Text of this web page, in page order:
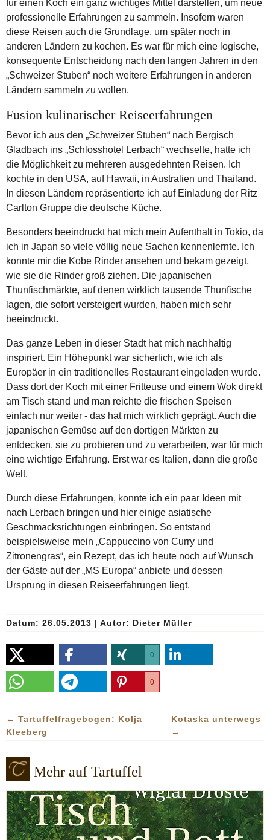
für einen Koch ein ganz wichtiges Mittel darstellen, um neue
professionelle Erfahrungen zu sammeln. Insofern waren
diese Reisen auch die Grundlage, um später noch in
anderen Ländern zu kochen. Es war für mich eine logische,
konsequente Entscheidung nach den langen Jahren in den
„Schweizer Stuben“ noch weitere Erfahrungen in anderen
Ländern sammeln zu wollen.
Fusion kulinarischer Reiseerfahrungen
Bevor ich aus den „Schweizer Stuben“ nach Bergisch
Gladbach ins „Schlosshotel Lerbach“ wechselte, hatte ich
die Möglichkeit zu mehreren ausgedehnten Reisen. Ich
kochte in den USA, auf Hawaii, in Australien und Thailand.
In diesen Ländern repräsentierte ich auf Einladung der Ritz
Carlton Gruppe die deutsche Küche.
Besonders beeindruckt hat mich mein Aufenthalt in Tokio, da
ich in Japan so viele völlig neue Sachen kennenlernte. Ich
konnte mir die Kobe Rinder ansehen und bekam gezeigt,
wie sie die Rinder groß ziehen. Die japanischen
Thunfischmärkte, auf denen wirklich tausende Thunfische
lagen, die sofort versteigert wurden, haben mich sehr
beeindruckt.
Das ganze Leben in dieser Stadt hat mich nachhaltig
inspiriert. Ein Höhepunkt war sicherlich, wie ich als
Europäer in ein traditionelles Restaurant eingeladen wurde.
Dass dort der Koch mit einer Fritteuse und einem Wok direkt
am Tisch stand und man reichte die frischen Speisen
einfach nur weiter - das hat mich wirklich geprägt. Auch die
japanischen Gemüse auf den dortigen Märkten zu
entdecken, sie zu probieren und zu verarbeiten, war für mich
eine wichtige Erfahrung. Erst war es Italien, dann die große
Welt.
Durch diese Erfahrungen, konnte ich ein paar Ideen mit
nach Lerbach bringen und hier einige asiatische
Geschmacksrichtungen einbringen. So entstand
beispielsweise mein „Cappuccino von Curry und
Zitronengras“, ein Rezept, das ich heute noch auf Wunsch
der Gäste auf der „MS Europa“ anbiete und dessen
Ursprung in diesen Reiseerfahrungen liegt.
Datum: 26.05.2013 | Autor: Dieter Müller
0
0
← Tartuffelfragebogen: Kolja
Kleeberg
Kotaska unterwegs
→
Mehr auf Tartuffel